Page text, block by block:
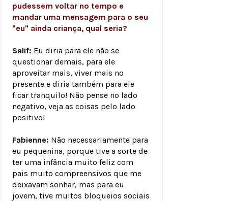
pudessem voltar no tempo e
mandar uma mensagem para o seu
"eu" ainda criança, qual seria?
Salif: Eu diria para ele não se
questionar demais, para ele
aproveitar mais, viver mais no
presente e diria também para ele
ficar tranquilo! Não pense no lado
negativo, veja as coisas pelo lado
positivo!
Fabienne: Não necessariamente para
eu pequenina, porque tive a sorte de
ter uma infância muito feliz com
pais muito compreensivos que me
deixavam sonhar, mas para eu
jovem, tive muitos bloqueios sociais